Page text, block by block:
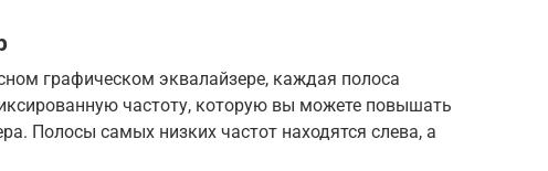
графическом эквалайзере, каждая полоса
частоту, которую вы можете повышать
Полосы самых низких частот находятся слева, а